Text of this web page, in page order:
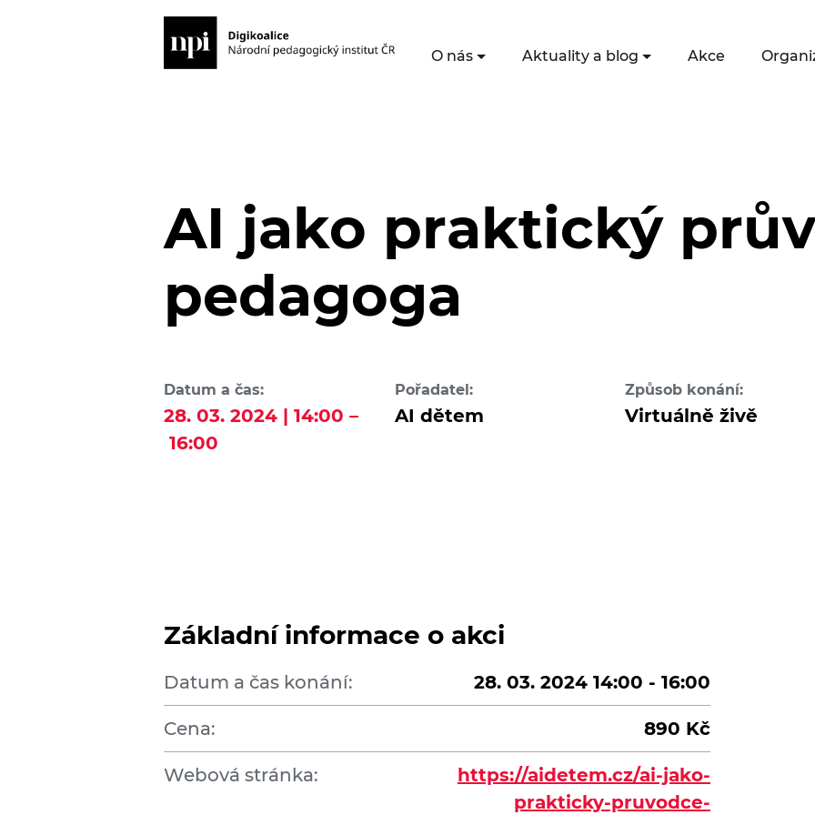
O nás Aktuality a blog Akce
AI jako praktický
pedagoga
Datum a čas:
28. 03. 2024 | 14:00 –
16:00
Pořadatel:
AI dětem
Způsob konání:
Virtuálně živě
Základní informace o akci
Datum a čas konání: 28. 03. 2024 14:00 - 16:00
Cena: 890 Kč
Webová stránka:
https://aidetem.cz/ai-jako-
prakticky-pruvodce-